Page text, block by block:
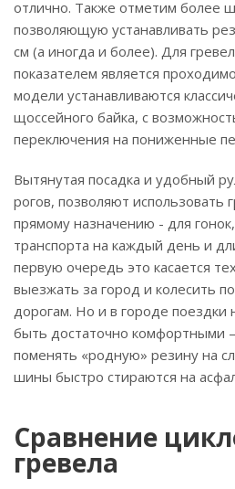
отлично. Также отметим более
позволяющую устанавливать
см (а иногда и более). Для
показателем является
модели устанавливаются
щоссейного байка, с
переключения на пониженные
Вытянутая посадка и удобный
рогов, позволяют использовать
прямому назначению - для
транспорта на каждый день и
первую очередь это касается
выезжать за город и колесить
дорогам. Но и в городе поездки
быть достаточно комфортными
поменять «родную» резину на
шины быстро стираются на
Сравнение
гревела